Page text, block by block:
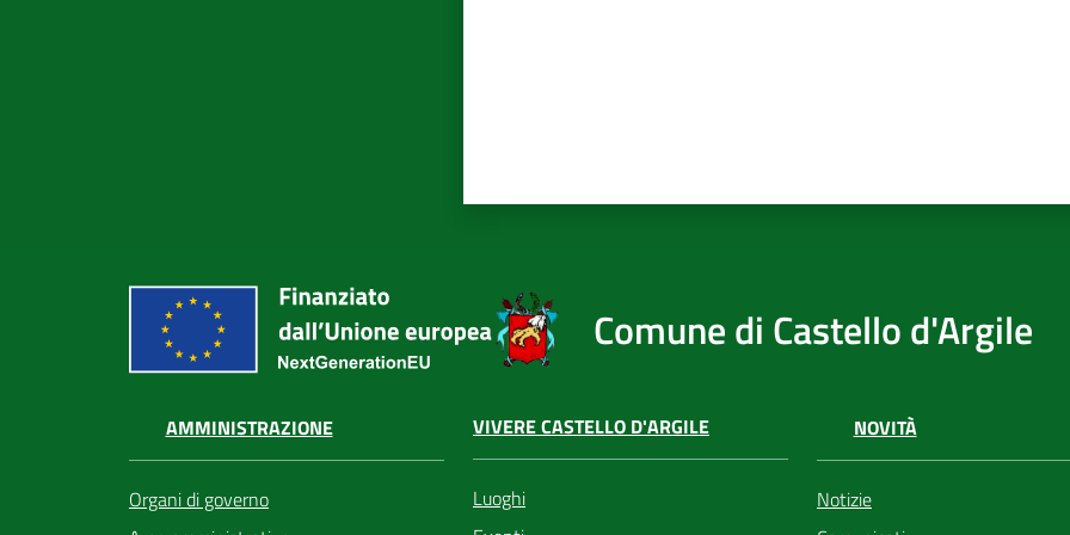
Comune di Castello d'Argile
AMMINISTRAZIONE
Organi di governo
VIVERE CASTELLO D'ARGILE
Luoghi
NOVITÀ
Notizie